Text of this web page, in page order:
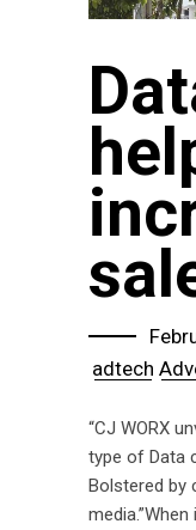
adtech
“CJ WORX
type of Data
Bolstered by